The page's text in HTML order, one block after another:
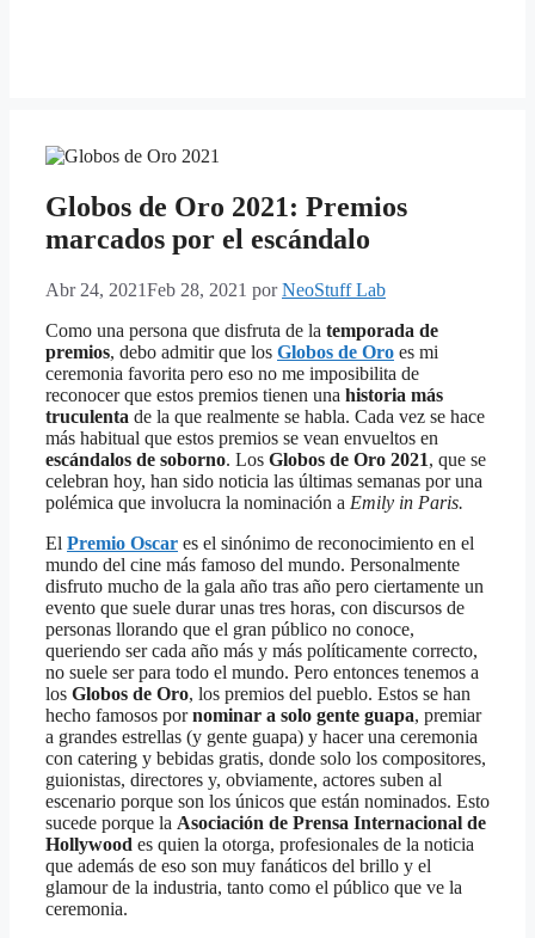
Globos de Oro 2021: Premios
marcados por el escándalo
Abr 24, 2021Feb 28, 2021 porNeoStuff Lab
Como una persona que disfruta de la temporada de
premios, debo admitir que los Globos de Oro es mi
ceremonia favorita pero eso no me imposibilita de
reconocer que estos premios tienen una historia más
truculenta de la que realmente se habla. Cada vez se hace
más habitual que estos premios se vean envueltos en
escándalos de soborno. Los Globos de Oro 2021, que se
celebran hoy, han sido noticia las últimas semanas por una
polémica que involucra la nominación a Emily in Paris.
El Premio Oscar es el sinónimo de reconocimiento en el
mundo del cine más famoso del mundo. Personalmente
disfruto mucho de la gala año tras año pero ciertamente un
evento que suele durar unas tres horas, con discursos de
personas llorando que el gran público no conoce,
queriendo ser cada año más y más políticamente correcto,
no suele ser para todo el mundo. Pero entonces tenemos a
los Globos de Oro, los premios del pueblo. Estos se han
hecho famosos pornominar a solo gente guapa, premiar
a grandes estrellas (y gente guapa) y hacer una ceremonia
con catering y bebidas gratis, donde solo los compositores,
guionistas, directores y, obviamente, actores suben al
escenario porque son los únicos que están nominados. Esto
sucede porque la Asociación de Prensa Internacional de
Hollywood es quien la otorga, profesionales de la noticia
que además de eso son muy fanáticos del brillo y el
glamour de la industria, tanto como el público que ve la
ceremonia.